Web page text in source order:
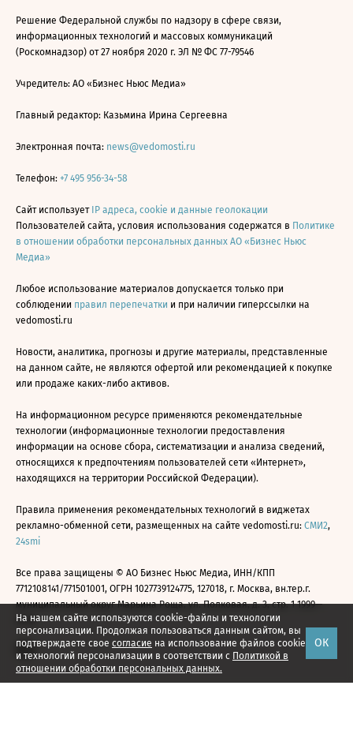
На нашем сайте используются cookie-файлы и технологии
персонализации. Продолжая пользоваться данным сайтом, вы
подтверждаете свое согласие на использование файлов cookie
и технологий персонализации в соответствии с Политикой в
отношении обработки персональных данных.
ОК
Решение Федеральной службы по надзору в сфере связи,
информационных технологий и массовых коммуникаций
(Роскомнадзор) от 27 ноября 2020 г. ЭЛ № ФС 77-79546
Учредитель: АО «Бизнес Ньюс Медиа»
Главный редактор: Казьмина Ирина Сергеевна
Электронная почта: news@vedomosti.ru
Телефон: +7 495 956-34-58
Сайт использует IP адреса, cookie и данные геолокации
Пользователей сайта, условия использования содержатся в Политике
в отношении обработки персональных данных АО «Бизнес Ньюс
Медиа»
Любое использование материалов допускается только при
соблюдении правил перепечатки и при наличии гиперссылки на
vedomosti.ru
Новости, аналитика, прогнозы и другие материалы, представленные
на данном сайте, не являются офертой или рекомендацией к покупке
или продаже каких-либо активов.
На информационном ресурсе применяются рекомендательные
технологии (информационные технологии предоставления
информации на основе сбора, систематизации и анализа сведений,
относящихся к предпочтениям пользователей сети «Интернет»,
находящихся на территории Российской Федерации).
Правила применения рекомендательных технологий в виджетах
рекламно-обменной сети, размещенных на сайте vedomosti.ru: СМИ2,
24smi
Все права защищены © АО Бизнес Ньюс Медиа, ИНН/КПП
7712108141/771501001, ОГРН 1027739124775, 127018, г. Москва, вн.тер.г.
муниципальный округ Марьина Роща, ул. Полковая, д. 3, стр. 1 1999—
2026